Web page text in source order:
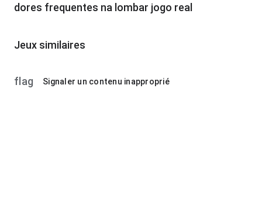
dores frequentes na lombar jogo real
Jeux similaires
flag Signaler un contenu inapproprié